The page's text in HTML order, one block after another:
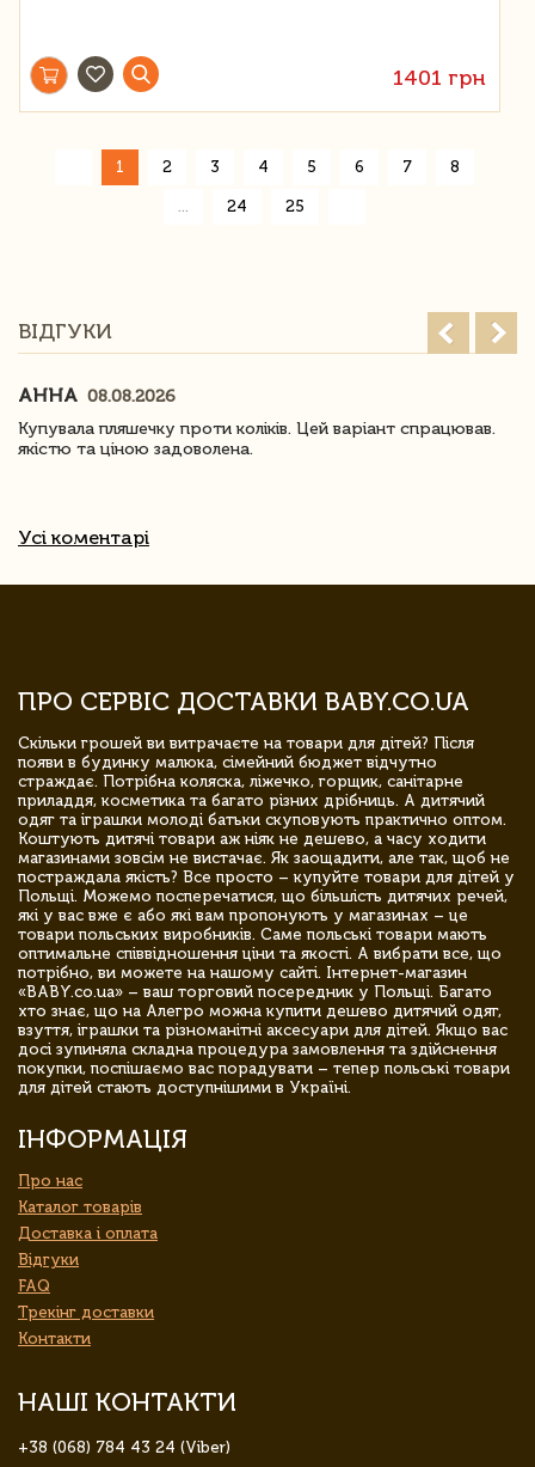
1401 грн
1 2 3 4 5 6 7 8
24 25
ВІДГУКИ
АННА 08.08.2026
Купувала пляшечку проти коліків. Цей варіант спрацював.
якістю та ціною задоволена.
Усі коментарі
ПРО СЕРВІС ДОСТАВКИ BABY.CO.UA
Скільки грошей ви витрачаєте на товари для дітей? Після
появи в будинку малюка, сімейний бюджет відчутно
страждає. Потрібна коляска, ліжечко, горщик, санітарне
приладдя, косметика та багато різних дрібниць. А дитячий
одяг та іграшки молоді батьки скуповують практично оптом.
Коштують дитячі товари аж ніяк не дешево, а часу ходити
магазинами зовсім не вистачає. Як заощадити, але так, щоб не
постраждала якість? Все просто – купуйте товари для дітей у
Польщі. Можемо посперечатися, що більшість дитячих речей,
які у вас вже є або які вам пропонують у магазинах – це
товари польських виробників. Саме польські товари мають
оптимальне співвідношення ціни та якості. А вибрати все, що
потрібно, ви можете на нашому сайті. Інтернет-магазин
«BABY.co.ua» – ваш торговий посередник у Польщі. Багато
хто знає, що на Алегро можна купити дешево дитячий одяг,
взуття, іграшки та різноманітні аксесуари для дітей. Якщо вас
досі зупиняла складна процедура замовлення та здійснення
покупки, поспішаємо вас порадувати – тепер польські товари
для дітей стають доступнішими в Україні.
ІНФОРМАЦІЯ
Про нас
Каталог товарів
Доставка і оплата
Відгуки
FAQ
Трекінг доставки
Контакти
НАШІ КОНТАКТИ
+38 (068) 784 43 24 (Viber)